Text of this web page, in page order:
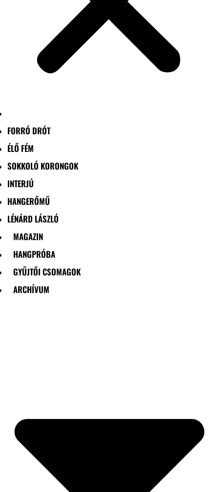
FORRÓ DRÓT
ÉLŐ FÉM
SOKKOLÓ KORONGOK
INTERJÚ
HANGERŐMŰ
LÉNÁRD LÁSZLÓ
MAGAZIN
HANGPRÓBA
GYŰJTŐI CSOMAGOK
ARCHÍVUM